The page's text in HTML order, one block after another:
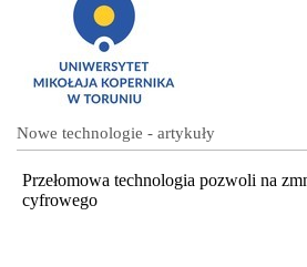
Nowe technologie - artykuły
Przełomowa technologia pozwoli na
cyfrowego